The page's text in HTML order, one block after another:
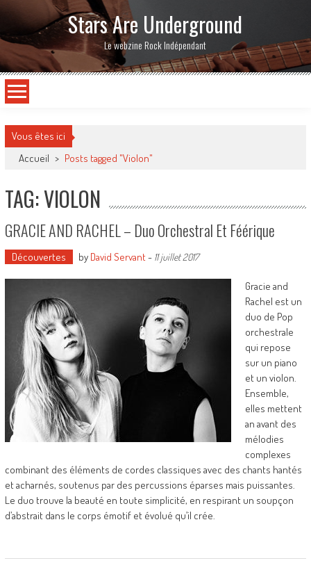
Stars Are Underground
Le webzine Rock Indépendant
Vous êtes ici
Accueil > Posts tagged "Violon"
TAG: VIOLON
GRACIE AND RACHEL – Duo Orchestral Et Féérique
Découvertes by David Servant- 11 juillet 2017
Gracie and
Rachel est un
duo de Pop
orchestrale
qui repose
sur un piano
et un violon.
Ensemble,
elles mettent
an avant des
mélodies
complexes
combinant des éléments de cordes classiques avec des chants hantés
et acharnés, soutenus par des percussions éparses mais puissantes.
Le duo trouve la beauté en toute simplicité, en respirant un soupçon
d’abstrait dans le corps émotif et évolué qu’il crée.